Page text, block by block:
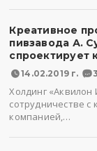
Креативное
пивзавода А.
спроектирует
14.02.2019 г.
Холдинг «Аквилон
сотрудничестве
компанией,…